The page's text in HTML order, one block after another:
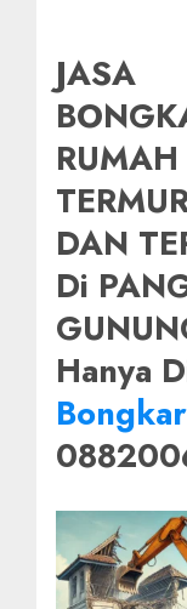
JASA
DAN
Di
Hanya